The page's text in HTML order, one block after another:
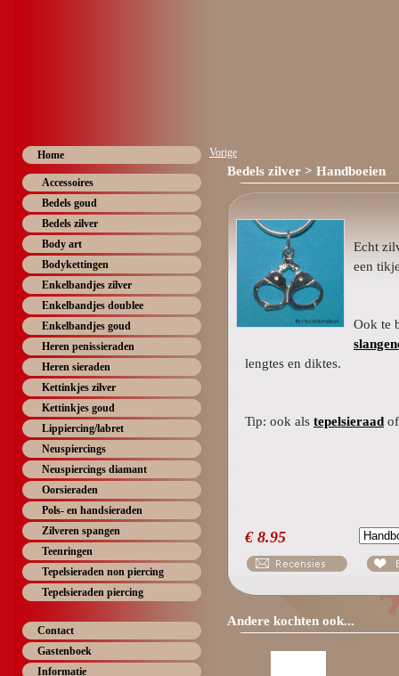
Home
Accessoires
Bedels goud
Bedels zilver
Body art
Bodykettingen
Enkelbandjes zilver
Enkelbandjes doublee
Enkelbandjes goud
Heren penissieraden
Heren sieraden
Kettinkjes zilver
Kettinkjes goud
Lippiercing/labret
Neuspiercings
Neuspiercings diamant
Oorsieraden
Pols- en handsieraden
Zilveren spangen
Teenringen
Tepelsieraden non piercing
Tepelsieraden piercing
Contact
Gastenboek
Informatie
Vorige
Bedels zilver > Handboeien
Echt
een
Ook te
lengtes en diktes.
Tip: ook als tepelsieraad
€ 8.95
Andere kochten ook...